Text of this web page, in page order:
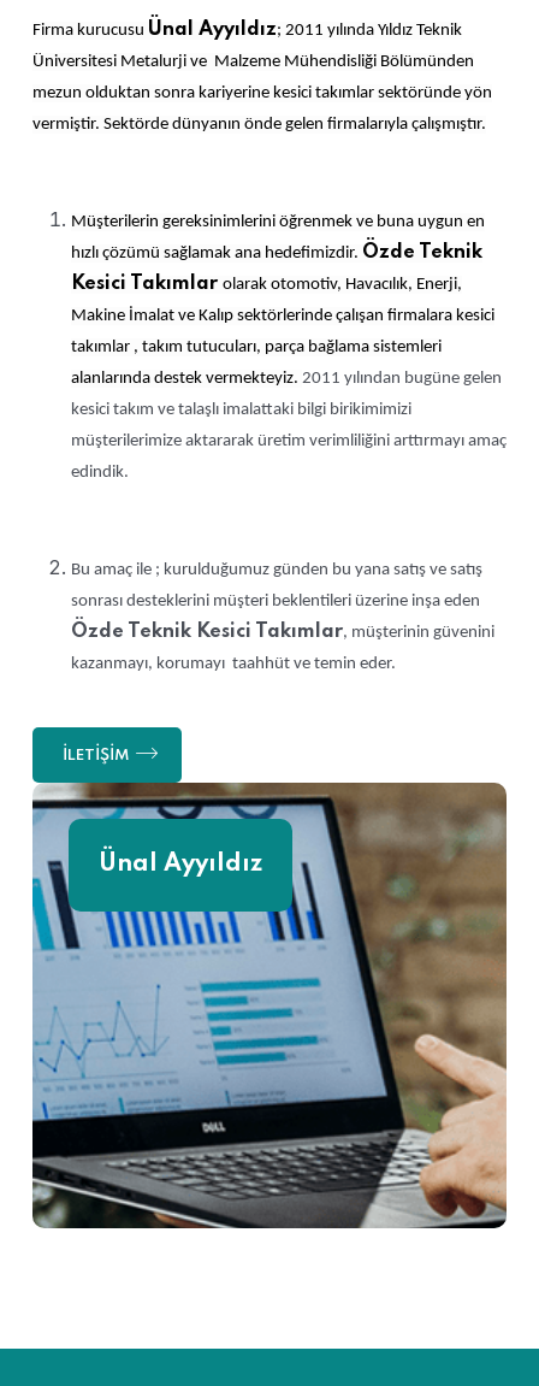
Firma kurucusu Ünal Ayyıldız; 2011 yılında Yıldız Teknik
Üniversitesi Metalurji ve Malzeme Mühendisliği Bölümünden
mezun olduktan sonra kariyerine kesici takımlar sektöründe yön
vermiştir. Sektörde dünyanın önde gelen firmalarıyla çalışmıştır.
Müşterilerin gereksinimlerini öğrenmek ve buna uygun en
hızlı çözümü sağlamak ana hedefimizdir. Özde Teknik
Kesici Takımlar olarak otomotiv, Havacılık, Enerji,
Makine İmalat ve Kalıp sektörlerinde çalışan firmalara kesici
takımlar , takım tutucuları, parça bağlama sistemleri
alanlarında destek vermekteyiz. 2011 yılından bugüne gelen
kesici takım ve talaşlı imalattaki bilgi birikimimizi
müşterilerimize aktararak üretim verimliliğini arttırmayı amaç
edindik.
Bu amaç ile ; kurulduğumuz günden bu yana satış ve satış
sonrası desteklerini müşteri beklentileri üzerine inşa eden
Özde Teknik Kesici Takımlar, müşterinin güvenini
kazanmayı, korumayı taahhüt ve temin eder.
İLETIŞIM
Ünal Ayyıldız